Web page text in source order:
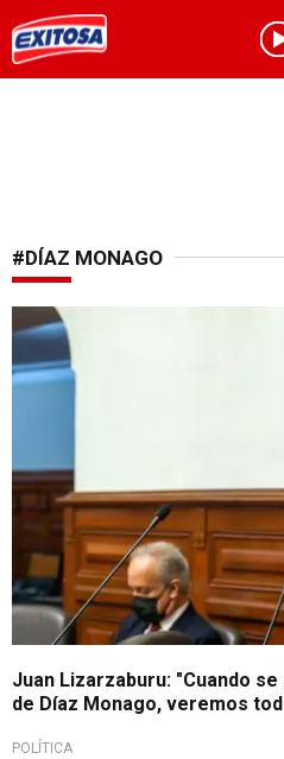
#DÍAZ MONAGO
Congresistas
Juan Lizarzaburu: "Cuando
de Díaz Monago, veremos
POLÍTICA